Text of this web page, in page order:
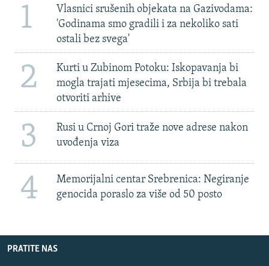
1
Vlasnici srušenih objekata na Gazivodama:
'Godinama smo gradili i za nekoliko sati
ostali bez svega'
2
Kurti u Zubinom Potoku: Iskopavanja bi
mogla trajati mjesecima, Srbija bi trebala
otvoriti arhive
3
Rusi u Crnoj Gori traže nove adrese nakon
uvođenja viza
4
Memorijalni centar Srebrenica: Negiranje
genocida poraslo za više od 50 posto
PRATITE NAS